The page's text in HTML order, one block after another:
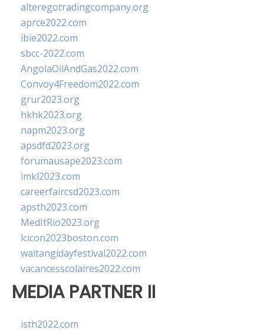
alteregotradingcompany.org
aprce2022.com
ibie2022.com
sbcc-2022.com
AngolaOilAndGas2022.com
Convoy4Freedom2022.com
grur2023.org
hkhk2023.org
napm2023.org
apsdfd2023.org
forumausape2023.com
imkl2023.com
careerfaircsd2023.com
apsth2023.com
MedItRio2023.org
lcicon2023boston.com
waitangidayfestival2022.com
vacancesscolaires2022.com
MEDIA PARTNER II
isth2022.com